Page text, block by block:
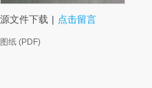
源文件下载 | 点击留言
图纸 (PDF)